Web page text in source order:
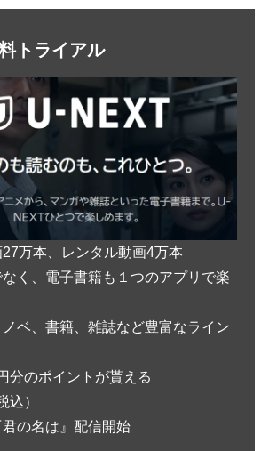
トライアル
万本、レンタル動画4万本
く、電子書籍も１つのアプリで楽
、書籍、雑誌など豊富なライン
分のポイントが貰える
込）
君の名は』配信開始